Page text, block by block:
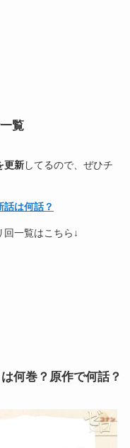
覧
更新してるので、ぜひチ
話は何話？
一覧はこちら↓
何巻？原作で何話？